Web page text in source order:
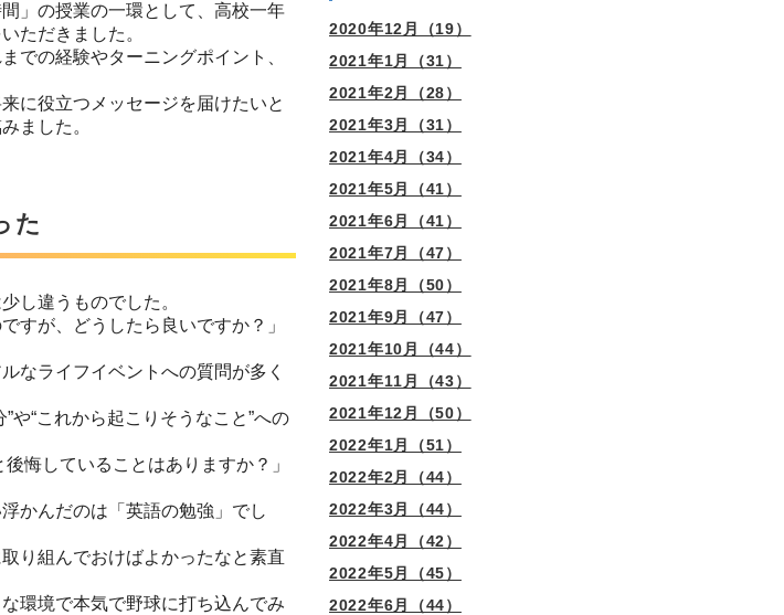
」の授業の一環として、高校一年
ただきました。
での経験やターニングポイント、
に役立つメッセージを届けたいと
ました。
た
し違うものでした。
すが、どうしたら良いですか？」
なライフイベントへの質問が多く
や“これから起こりそうなこと”への
悔していることはありますか？」
かんだのは「英語の勉強」でし
り組んでおけばよかったなと素直
環境で本気で野球に打ち込んでみ
2020年12月（19）
2021年1月（31）
2021年2月（28）
2021年3月（31）
2021年4月（34）
2021年5月（41）
2021年6月（41）
2021年7月（47）
2021年8月（50）
2021年9月（47）
2021年10月（44）
2021年11月（43）
2021年12月（50）
2022年1月（51）
2022年2月（44）
2022年3月（44）
2022年4月（42）
2022年5月（45）
2022年6月（44）